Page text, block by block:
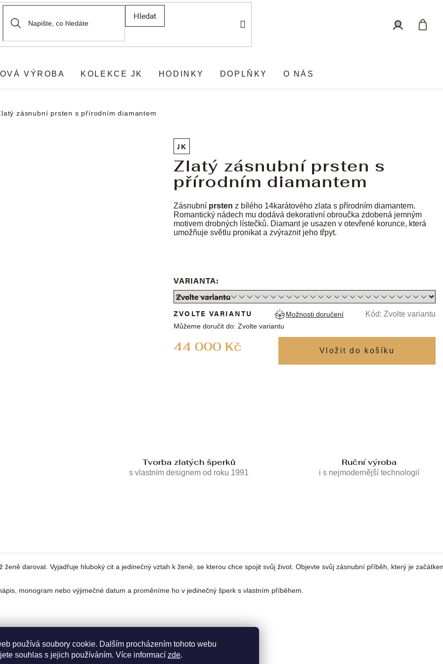
používá soubory cookie. Dalším procházením tohoto webu
souhlas s jejich používáním. Více informací zde.
Hledat
VÝROBA KOLEKCE JK HODINKY DOPLŇKY O NÁS
zásnubní prsten s přírodním diamantem
JK
Zlatý zásnubní prsten s
přírodním diamantem
Zásnubní prsten z bílého 14karátového zlata s přírodním diamantem.
Romantický nádech mu dodává dekorativní obroučka zdobená jemným
motivem drobných lístečků. Diamant je usazen v otevřené korunce, která
umožňuje světlu pronikat a zvýraznit jeho třpyt.
VARIANTA:
44 000 Kč
ZVOLTE VARIANTU
Můžeme doručit do: Zvolte variantu
Možnosti doručení Kód: Zvolte variantu
Tvorba zlatých šperků
s vlastním designem od roku 1991
Ruční výroba
i s nejmodernější technologií
darovat. Vyjadřuje hluboký cit a jedinečný vztah k ženě, se kterou chce spojit svůj život. Objevte svůj zásnubní příběh, který je
monogram nebo výjimečné datum a proměníme ho v jedinečný šperk s vlastním příběhem.